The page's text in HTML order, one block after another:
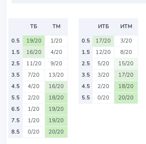
ТБ
ТМ
0.5
19/20
1/20
1.5
16/20
4/20
2.5
11/20
9/20
3.5
7/20
13/20
4.5
4/20
16/20
5.5
2/20
18/20
6.5
1/20
19/20
7.5
1/20
19/20
8.5
0/20 20/20
ИТБ
ИТМ
0.5
17/20
3/20
1.5
12/20
8/20
2.5
5/20
15/20
3.5
3/20
17/20
4.5
2/20
18/20
5.5
0/20 20/20